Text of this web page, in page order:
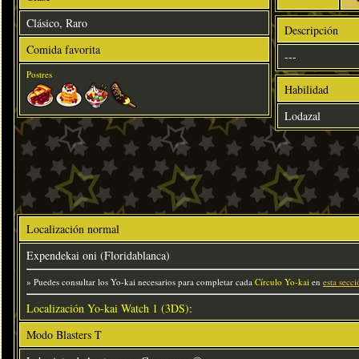
Clásico, Raro
Comida favorita
Postres
Descripción
---
Habilidad
Lodazal
Localización normal
Expendekai oni (Floridablanca)
» Puedes consultar los Yo-kai necesarios para completar cada Círculo Yo-kai en esta
Localización Yo-kai Watch 1 (3DS):
Modo Blasters T